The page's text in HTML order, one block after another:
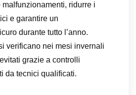
ridurre i
e garantire un
durante tutto l’anno.
verificano nei mesi invernali
grazie a controlli
da tecnici qualificati.